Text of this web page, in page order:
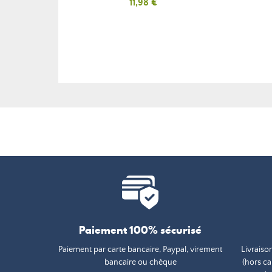
Prix
11,98 €
Paiement 100% sécurisé
Paiement par carte bancaire, Paypal, virement
bancaire ou chèque
(hors